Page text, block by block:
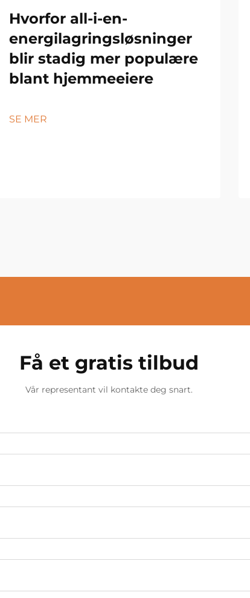
Hvorfor all-i-en-
energilagringsløsninger
blir stadig mer populære
blant hjemmeeiere
SE MER
Få et gratis tilbud
Vår representant vil kontakte deg snart.